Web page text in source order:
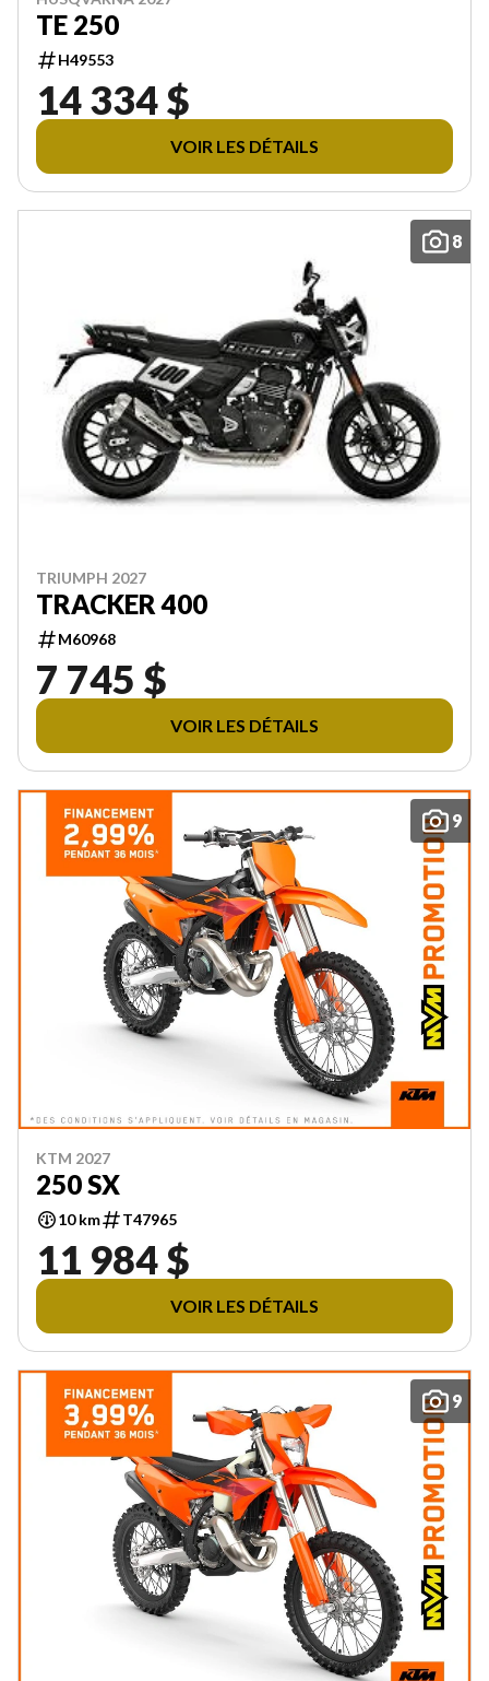
TE 250
H49553
14 334 $
VOIR LES DÉTAILS
8
TRIUMPH 2027
TRACKER 400
M60968
7 745 $
VOIR LES DÉTAILS
9
KTM 2027
250 SX
10 km T47965
11 984 $
VOIR LES DÉTAILS
9